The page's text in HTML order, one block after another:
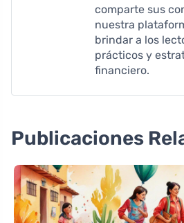
comparte sus
nuestra
brindar a los
prácticos y
financiero.
Publicaciones